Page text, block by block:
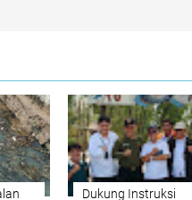
Dukung Instruksi